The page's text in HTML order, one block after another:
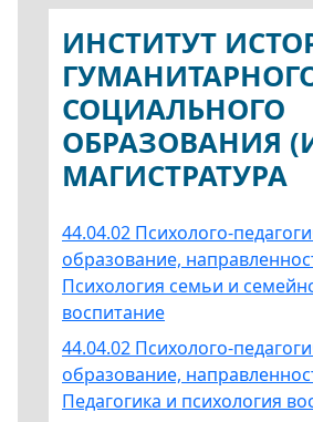
ИНСТИТУТ
СОЦИАЛЬНОГО
ОБРАЗОВАНИЯ
МАГИСТРАТУРА
44.04.02 Психолого-
образование,
Психология семьи и
воспитание
44.04.02 Психолого-
образование,
Педагогика и психология